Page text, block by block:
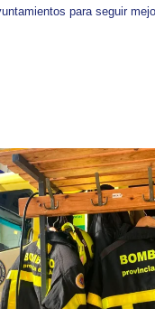
para seguir